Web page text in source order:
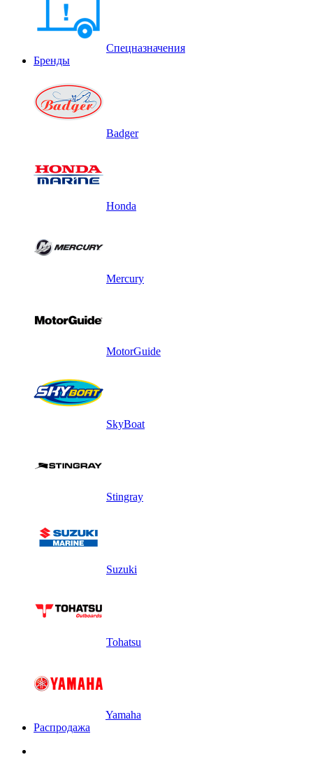
Спецназначения
Бренды
Badger
Honda
Mercury
MotorGuide
SkyBoat
Stingray
Suzuki
Tohatsu
Yamaha
Распродажа